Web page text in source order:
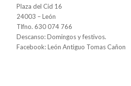
Plaza del Cid 16
24003 – León
Tlfno. 630 074 766
Descanso: Domingos y festivos.
Facebook: León Antiguo Tomas Cañon